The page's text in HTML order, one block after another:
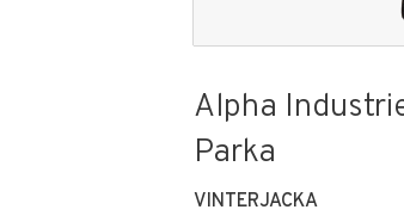
Alpha
Parka
VINTERJACKA